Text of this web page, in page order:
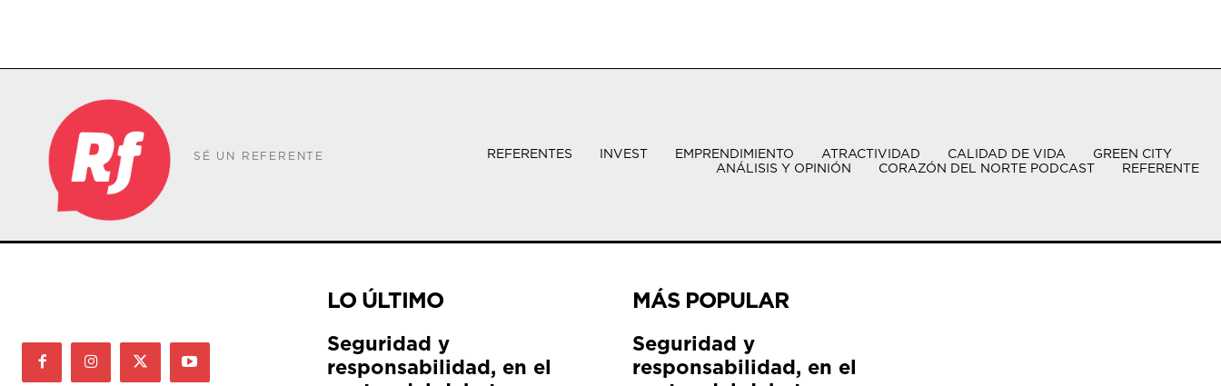
SÉ UN REFERENTE REFERENTES INVEST EMPRENDIMIENTO ATRACTIVIDAD CALIDAD DE VIDA
GREEN CITY
ANÁLISIS Y OPINIÓN
CORAZÓN DEL NORTE PODCAST REFERENTE
LO ÚLTIMO
Seguridad y
responsabilidad, en el
MÁS POPULAR
Seguridad y
responsabilidad, en el